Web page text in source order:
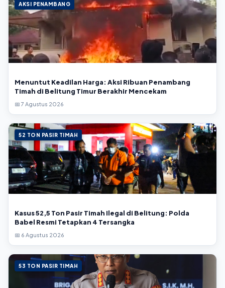
AKSI PENAMBANG
Menuntut Keadilan Harga: Aksi Ribuan Penambang
Timah di Belitung Timur Berakhir Mencekam
📅 7 Agustus 2026
52 TON PASIR TIMAH
Kasus 52,5 Ton Pasir Timah Ilegal di Belitung: Polda
Babel Resmi Tetapkan 4 Tersangka
📅 6 Agustus 2026
53 TON PASIR TIMAH